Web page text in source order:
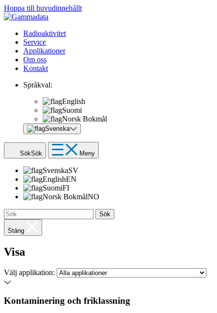
Hoppa till huvudinnehållt
Radioaktivitet
Service
Applikationer
Om oss
Kontakt
Språkval:
English
Suomi
Norsk Bokmål
Svenska
SökSök Meny
SvenskaSV
EnglishEN
SuomiFI
Norsk BokmålNO
Sök
Stäng
Visa
Välj applikation:
Kontaminering och friklassning